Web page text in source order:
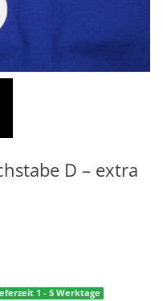
D – extra
1 - 5 Werktage